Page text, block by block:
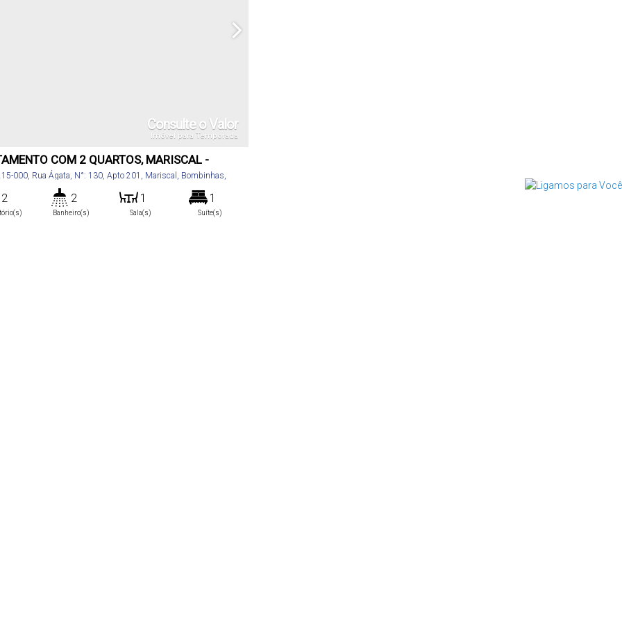
Consulte o Valor
Imóvel para Temporada
COM 2 QUARTOS, MARISCAL -
000, Rua Ágata, N°: 130, Apto 201 , Mariscal , Bombinhas,
2 2
Banheiro(s)
1
Sala(s)
1
Suíte(s)